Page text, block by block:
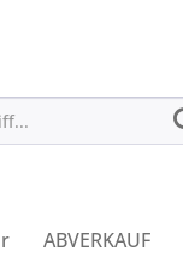
ABVERKAUF